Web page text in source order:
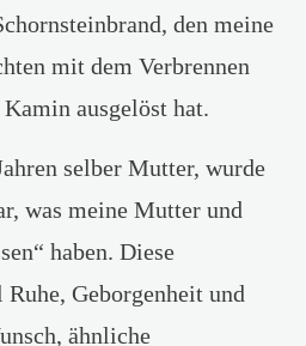
den meine
mit dem Verbrennen
ausgelöst hat.
selber Mutter, wurde
was meine Mutter und
haben. Diese
Geborgenheit und
ähnliche